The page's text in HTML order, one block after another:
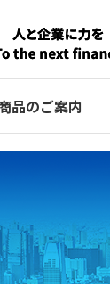
品のご案内